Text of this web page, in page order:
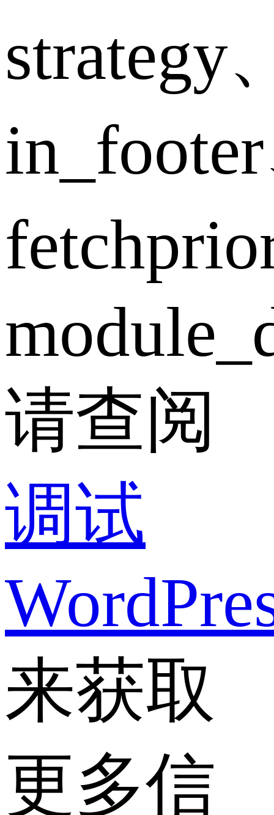
strategy
请查阅
调试
来获取
更多信